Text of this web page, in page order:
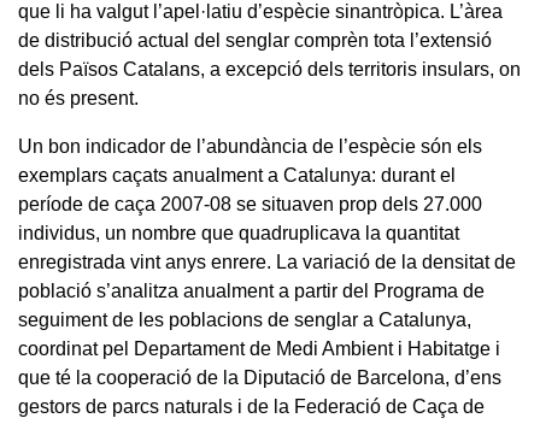
que li ha valgut l’apel·latiu d’espècie sinantròpica. L’àrea
de distribució actual del senglar comprèn tota l’extensió
dels Països Catalans, a excepció dels territoris insulars, on
no és present.
Un bon indicador de l’abundància de l’espècie són els
exemplars caçats anualment a Catalunya: durant el
període de caça 2007-08 se situaven prop dels 27.000
individus, un nombre que quadruplicava la quantitat
enregistrada vint anys enrere. La variació de la densitat de
població s’analitza anualment a partir del Programa de
seguiment de les poblacions de senglar a Catalunya,
coordinat pel Departament de Medi Ambient i Habitatge i
que té la cooperació de la Diputació de Barcelona, d’ens
gestors de parcs naturals i de la Federació de Caça de